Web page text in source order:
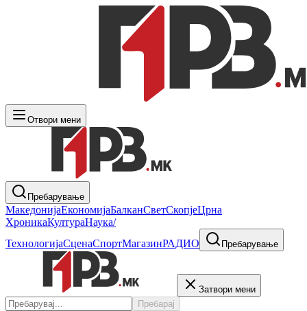
Отвори мени
Пребарување
МакедонијаЕкономијаБалканСветСкопјеЦрна
ХроникаКултураНаука/
ТехнологијаСценаСпортМагазинРАДИО Пребарување
Затвори мени
Пребарај